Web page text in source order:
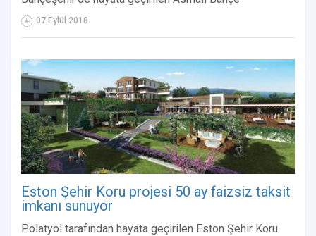
07 Eylül 2018
Eston Şehir Koru projesi 50 ay faizsiz taksit
imkanı sunuyor
Polatyol tarafından hayata geçirilen Eston Şehir Koru